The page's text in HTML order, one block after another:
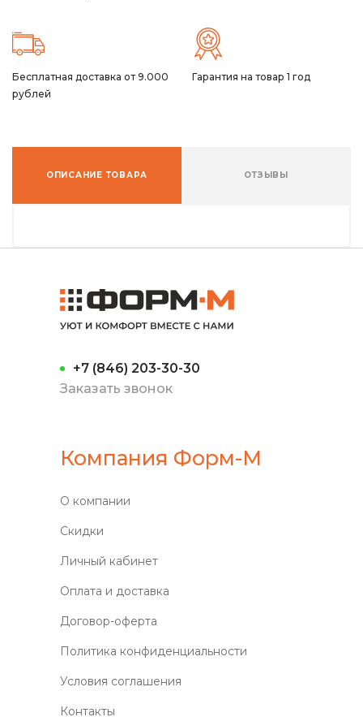
Бесплатная доставка от 9.000
рублей
Гарантия на товар 1 год
ОПИСАНИЕ ТОВАРА ОТЗЫВЫ
+7 (846) 203-30-30
Заказать звонок
Компания Форм-М
О компании
Скидки
Личный кабинет
Оплата и доставка
Договор-оферта
Политика конфиденциальности
Условия соглашения
Контакты